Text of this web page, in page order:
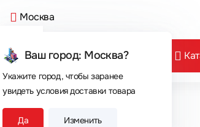
Москва
Ваш город: Москва?
Укажите город, чтобы заранее
увидеть условия доставки товара
Да Изменить
Сегодня покупают